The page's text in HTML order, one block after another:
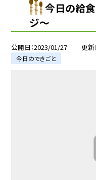
今日の給
ジ〜
公開日 2023/01/27 更新
今日のできごと